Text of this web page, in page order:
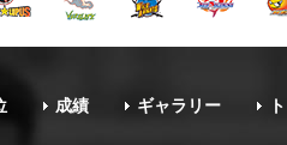
成績 ギャラリー